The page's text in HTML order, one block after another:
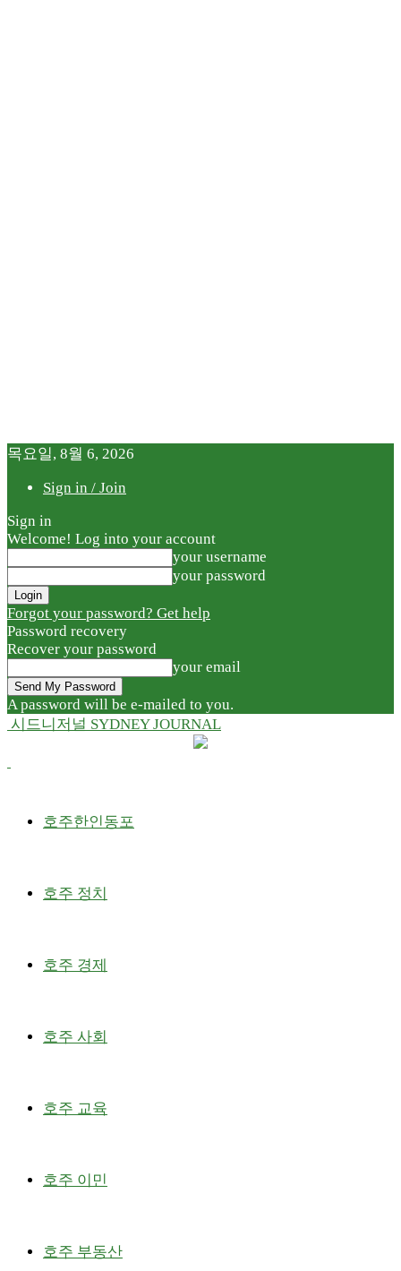
목요일, 8월 6, 2026
Sign in / Join
Sign in
Welcome! Log into your account
your username
your password
Forgot your password? Get help
Password recovery
Recover your password
your email
A password will be e-mailed to you.
시드니저널 SYDNEY JOURNAL
호주한인동포
호주 정치
호주 경제
호주 사회
호주 교육
호주 이민
호주 부동산